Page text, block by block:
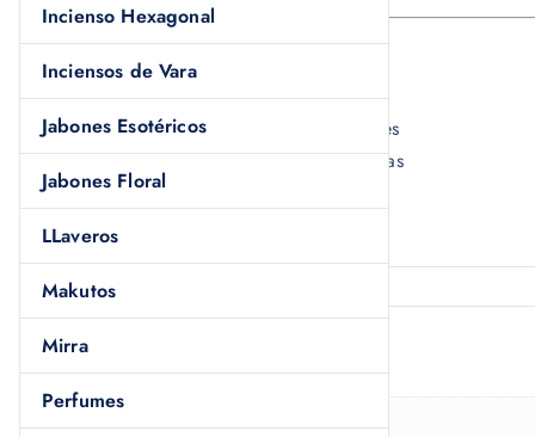
Incienso Hexagonal
Inciensos de Vara
Jabones Esotéricos
Jabones Floral
LLaveros
Makutos
Mirra
Perfumes
Usos comunes
Limpieza interior y exterior
Atracción de suerte y oportunidades
Protección contra energías negativas
Apoyo en rituales espirituales
Información adicional
Peso
150 kg